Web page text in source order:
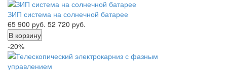
ЗИП система на солнечной батарее
65 900 руб. 52 720 руб.
В корзину
-20%